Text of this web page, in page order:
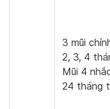
3 mũi
2, 3, 4
Mũi 4
24 tháng